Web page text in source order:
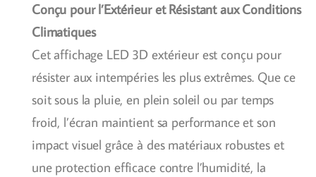
Conçu pour l’Extérieur et Résistant aux Conditions
Climatiques
Cet affichage LED 3D extérieur est conçu pour
résister aux intempéries les plus extrêmes. Que ce
soit sous la pluie, en plein soleil ou par temps
froid, l’écran maintient sa performance et son
impact visuel grâce à des matériaux robustes et
une protection efficace contre l’humidité, la